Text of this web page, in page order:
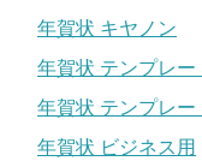
年賀状 キヤノン
年賀状 テンプレー
年賀状 テンプレ
年賀状 ビジネス用